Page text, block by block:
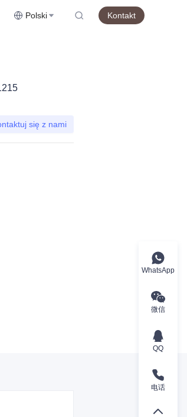
Polski Kontakt
się z nami
WhatsApp
微信
QQ
电话